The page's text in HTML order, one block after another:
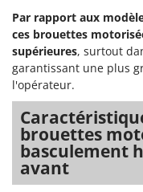
Spice Electronics
Spiralmac
Spring Protezione
Spyro
Stanley
Stiga
Stocker
Par rapport aux
ces brouettes
supérieures, surtout
garantissant une plus
l'opérateur.
brouettes
basculement
avant